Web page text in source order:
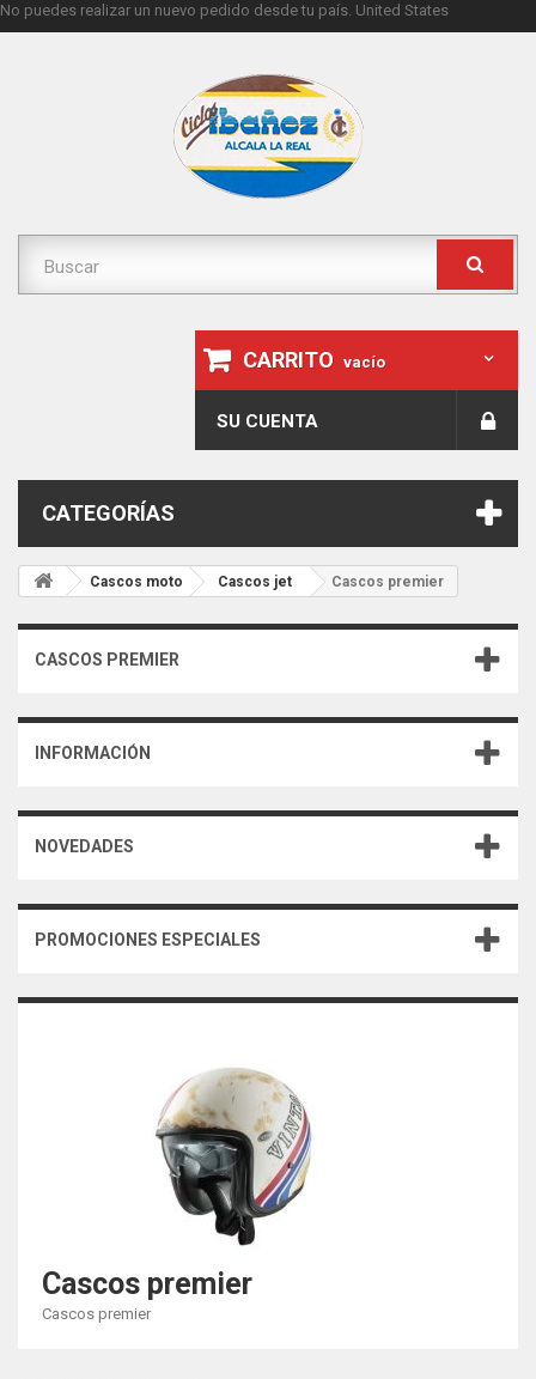
No puedes realizar un nuevo pedido desde tu país. United States
CARRITO vacío
SU CUENTA
CATEGORÍAS
Cascos moto Cascos jet Cascos premier
CASCOS PREMIER
INFORMACIÓN
NOVEDADES
PROMOCIONES ESPECIALES
Cascos premier
Cascos premier